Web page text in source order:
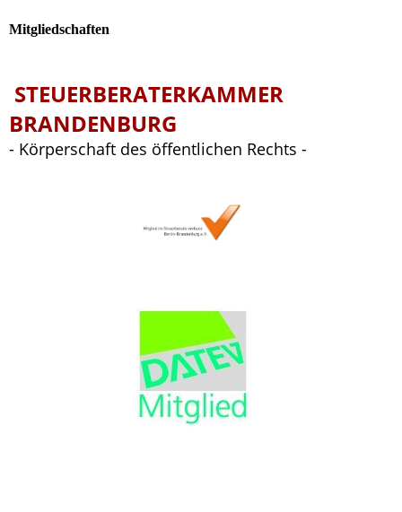
Mitgliedschaften
STEUERBERATERKAMMER
BRANDENBURG
- Körperschaft des öffentlichen Rechts -